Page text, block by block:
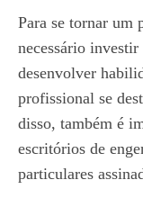
Para se tornar um
necessário
desenvolver
profissional se
disso, também é
escritórios de
particulares